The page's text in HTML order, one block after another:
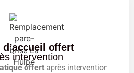
d’accueil offert
intervention
offertaprès intervention